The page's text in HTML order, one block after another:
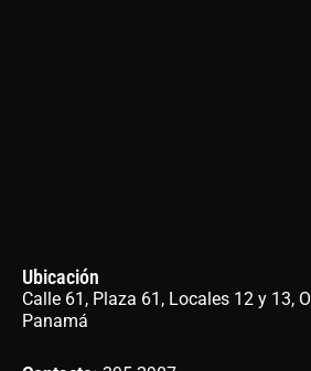
Ubicación
Calle 61, Plaza 61, Locales 12 y 13,
Panamá